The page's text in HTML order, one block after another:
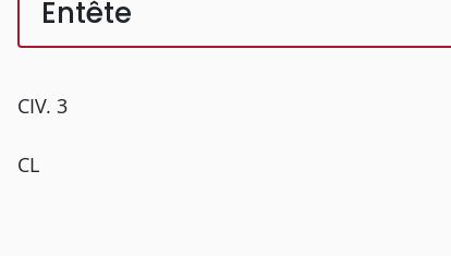
Entête
CIV. 3
CL